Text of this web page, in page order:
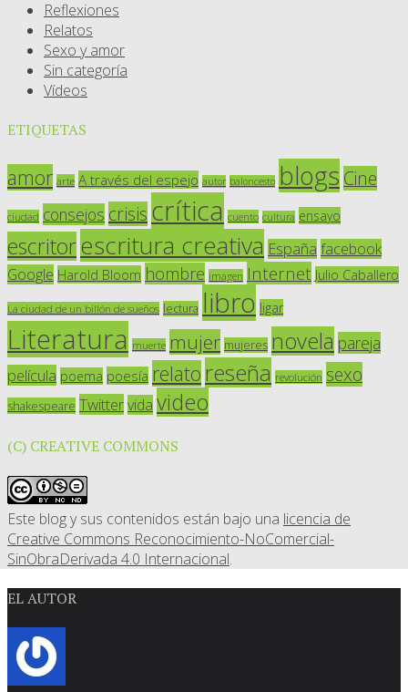
Reflexiones
Relatos
Sexo y amor
Sin categoría
Vídeos
ETIQUETAS
amor arte A través del espejo autor baloncesto blogs Cine
ciudad consejos crisis crítica cuento cultura ensayo
escritorescritura creativa España facebook
Google Harold Bloom hombre imagen Internet Julio Caballero
La ciudad de un billón de sueños lectura libro ligar
Literatura muerte mujer mujeres novela pareja
película poema poesía relato reseña revolución sexo
shakespeare Twittervida video
(C) CREATIVE COMMONS
Este blog y sus contenidos están bajo una licencia de
Creative Commons Reconocimiento-NoComercial-
SinObraDerivada 4.0 Internacional.
EL AUTOR